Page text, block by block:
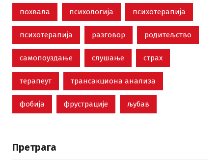
похвала психологија психотерапија
психотерапија разговор родитељство
самопоуздање слушање страх
терапеут трансакциона анализа
фобија фрустрације љубав
Претрага